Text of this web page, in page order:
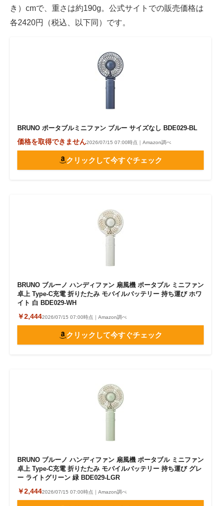
き）cmで、重さは約190g。公式サイトでの販売価格は
各2420円（税込、以下同）です。
BRUNO ポータブルミニファン ブルー サイズなし BDE029-BL
価格を取得できません2026/07/15 07:00時点｜Amazon調べ
クリックして今すぐチェック
BRUNO ブルーノ ハンディファン 扇風機 ポータブル ミニファン
卓上 Type-C充電 折りたたみ モバイルバッテリー 持ち運び ホワ
イト 白 BDE029-WH
￥2,4442026/07/15 07:00時点｜Amazon調べ
クリックして今すぐチェック
BRUNO ブルーノ ハンディファン 扇風機 ポータブル ミニファン
卓上 Type-C充電 折りたたみ モバイルバッテリー 持ち運び グレ
ー ライトグリーン 緑 BDE029-LGR
￥2,4442026/07/15 07:00時点｜Amazon調べ